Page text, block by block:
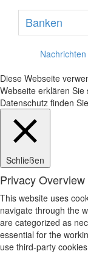
Banken
Nachrichten
Diese Webseite
Webseite erklären
Datenschutz finden Sie
Schließen
Privacy Overview
This website uses
navigate through the
are categorized as
essential for the
use third-party